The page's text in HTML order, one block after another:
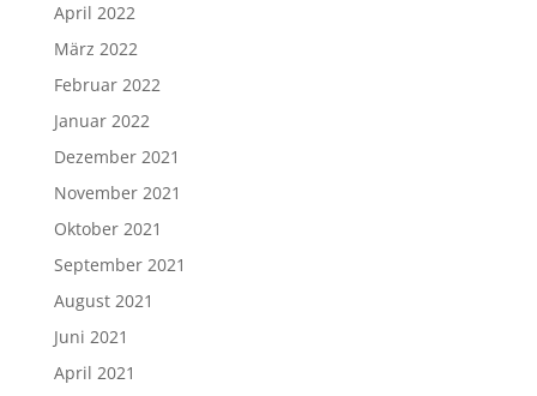
April 2022
März 2022
Februar 2022
Januar 2022
Dezember 2021
November 2021
Oktober 2021
September 2021
August 2021
Juni 2021
April 2021